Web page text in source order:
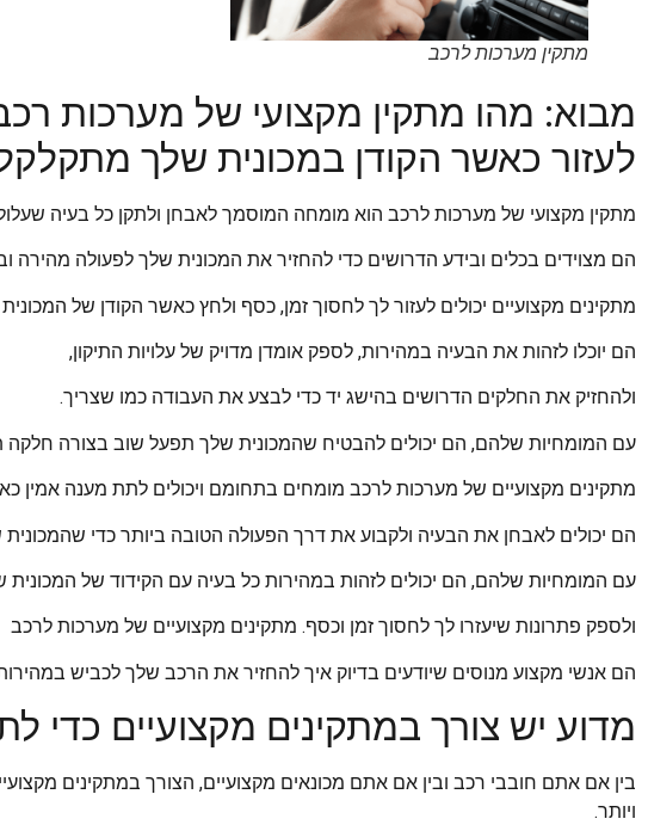
מתקין מערכות לרכב
מבוא: מהו מתקין מקצועי של מערכות
לעזור כאשר הקודן במכונית שלך
מתקין מקצועי של מערכות לרכב הוא מומחה המוסמך לאבחן ולתקן כל בעיה
הם מצוידים בכלים ובידע הדרושים כדי להחזיר את המכונית שלך לפעולה מהירה
מתקינים מקצועיים יכולים לעזור לך לחסוך זמן, כסף ולחץ כאשר הקודן של
הם יוכלו לזהות את הבעיה במהירות, לספק אומדן מדויק של עלויות התיקון,
ולהחזיק את החלקים הדרושים בהישג יד כדי לבצע את העבודה כמו שצריך.
עם המומחיות שלהם, הם יכולים להבטיח שהמכונית שלך תפעל שוב בצורה חלקה
מתקינים מקצועיים של מערכות לרכב מומחים בתחומם ויכולים לתת מענה אמין
הם יכולים לאבחן את הבעיה ולקבוע את דרך הפעולה הטובה ביותר כדי
עם המומחיות שלהם, הם יכולים לזהות במהירות כל בעיה עם הקידוד של המכונית
ולספק פתרונות שיעזרו לך לחסוך זמן וכסף. מתקינים מקצועיים של מערכות לרכב
הם אנשי מקצוע מנוסים שיודעים בדיוק איך להחזיר את הרכב שלך לכביש
מדוע יש צורך במתקינים מקצועיים כדי
בין אם אתם חובבי רכב ובין אם אתם מכונאים מקצועיים, הצורך במתקינים
ויותר.